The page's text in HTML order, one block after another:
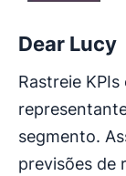
Dear Lucy
Rastreie
segmento.
previsões de